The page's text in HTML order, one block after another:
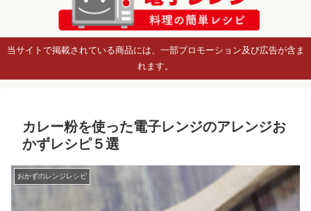
当サイトで掲載されている商品には、一部プロモーション及び広告が含ま
れます。
カレー粉を使った電子レンジのアレンジお
かずレシピ５選
おかずのレンジレシピ